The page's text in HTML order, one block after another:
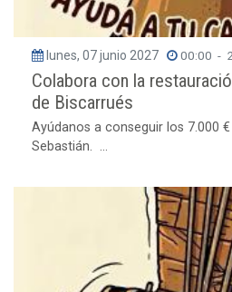
lunes, 07 junio 2027 00:00 -
Colabora con la
de Biscarrués
Ayúdanos a conseguir los 7.000
Sebastián. ...